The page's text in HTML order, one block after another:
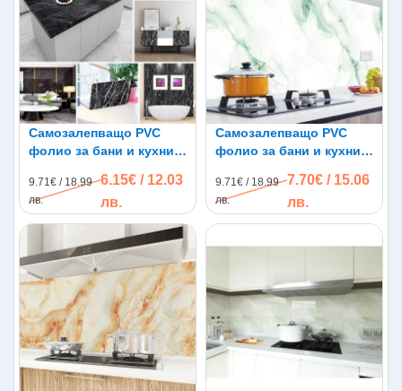
Самозалепващо PVC
фолио за бани и кухни
9.71€ / 18.99
лв.
6.15€ / 12.03
лв.
Самозалепващо PVC
фолио за бани и кухни
9.71€ / 18.99
лв.
7.70€ / 15.06
лв.